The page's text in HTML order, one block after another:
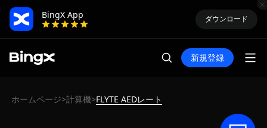
BingX App
ダウンロード
新規登録
ホームページ>計算機>FLYTE AEDレート